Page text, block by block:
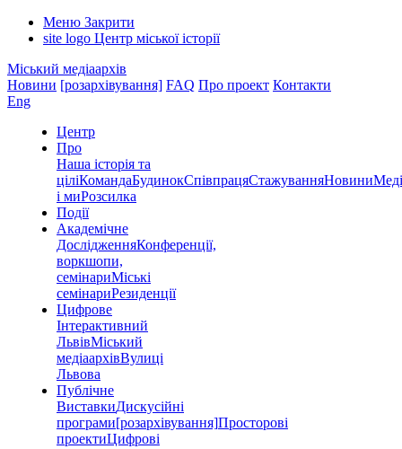
Меню Закрити
site logo Центр міської історії
Міський медіаархів
Новини [розархівування] FAQ Про проект Контакти
Eng
Центр
Про
Наша історія та
ціліКомандаБудинокСпівпрацяСтажуванняНовини
і миРозсилка
Події
Академічне
ДослідженняКонференції,
воркшопи,
семінариМіські
семінариРезиденції
Цифрове
Інтерактивний
ЛьвівМіський
медіаархівВулиці
Львова
Публічне
ВиставкиДискусійні
програми[розархівування]Просторові
проектиЦифрові